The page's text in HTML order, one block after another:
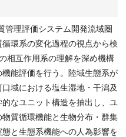
管理評価システム開発流域圏
環系の変化過程の視点から検
相互作用系の理解を深め機構
能評価を行う。陸域生態系が
域における塩生湿地・干潟及
なユニット構造を抽出し、ユ
質循環機能と生物分布・群集
と生態系機能への人為影響を